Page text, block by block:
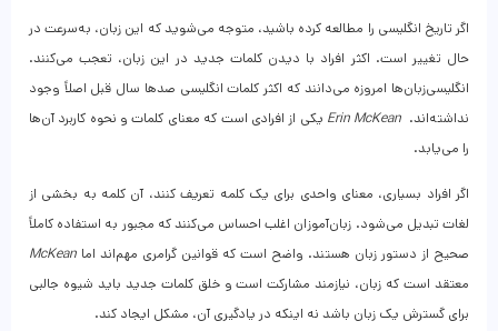
اگر تاریخ انگلیسی را مطالعه کرده باشید، متوجه می‌شوید که این زبان، به‌سرعت در
حال تغییر است. اکثر افراد با دیدن کلمات جدید در این زبان، تعجب می‌کنند.
انگلیسی‌زبان‌ها امروزه می‌دانند که اکثر کلمات انگلیسی صدها سال قبل اصلاً وجود
نداشته‌اند. Erin McKean یکی از افرادی است که معنای کلمات و نحوه کاربرد آن‌ها
را می‌یابد.
اگر افراد بسیاری، معنای واحدی برای یک کلمه تعریف کنند، آن کلمه به بخشی از
لغات تبدیل می‌شود. زبان‌آموزان اغلب احساس می‌کنند که مجبور به استفاده کاملاً
صحیح از دستور زبان هستند. واضح است که قوانین گرامری مهم‌اند اما McKean
معتقد است که زبان، نیازمند مشارکت است و خلق کلمات جدید باید شیوه جالبی
برای گسترش یک زبان باشد نه اینکه در یادگیری آن، مشکل ایجاد کند.